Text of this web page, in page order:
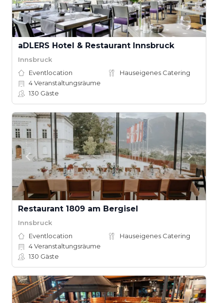
aDLERS Hotel & Restaurant Innsbruck
Innsbruck
Eventlocation
Hauseigenes Catering
4Veranstaltungsräume
130 Gäste
Restaurant 1809 am Bergisel
Innsbruck
Eventlocation
Hauseigenes Catering
4Veranstaltungsräume
130 Gäste